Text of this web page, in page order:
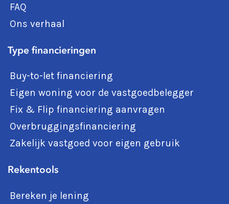
FAQ
Ons verhaal
Type financieringen
Buy-to-let financiering
Eigen woning voor de vastgoedbelegger
Fix & Flip financiering aanvragen
Overbruggingsfinanciering
Zakelijk vastgoed voor eigen gebruik
Rekentools
Bereken je lening